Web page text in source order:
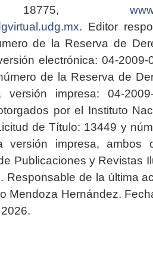
18775,
. Editor
de la Reserva de
electrónica: 04-2009-
de la Reserva de
impresa: 04-2009-
por el Instituto
de Título: 13449 y
versión impresa, ambos
Publicaciones y Revistas
Responsable de la última
Mendoza Hernández.